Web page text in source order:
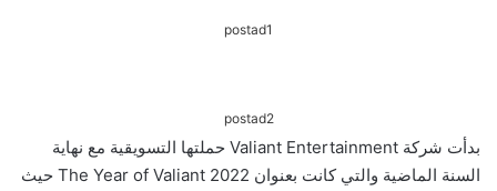
postad1
postad2
بدأت شركة Valiant Entertainment حملتها التسويقية مع نهاية
السنة الماضية والتي كانت بعنوان The Year of Valiant 2022 حيث